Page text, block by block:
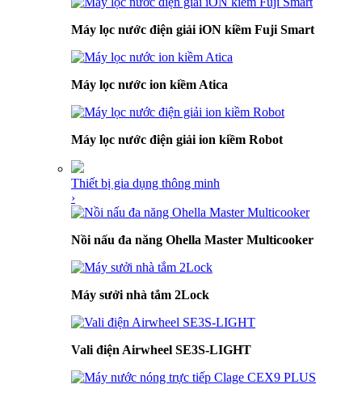
Máy lọc nước điện giải iON kiềm Fuji Smart
Máy lọc nước ion kiềm Atica
Máy lọc nước điện giải ion kiềm Robot
Thiết bị gia dụng thông minh
›
Nồi nấu đa năng Ohella Master Multicooker
Máy sưởi nhà tắm 2Lock
Vali điện Airwheel SE3S-LIGHT